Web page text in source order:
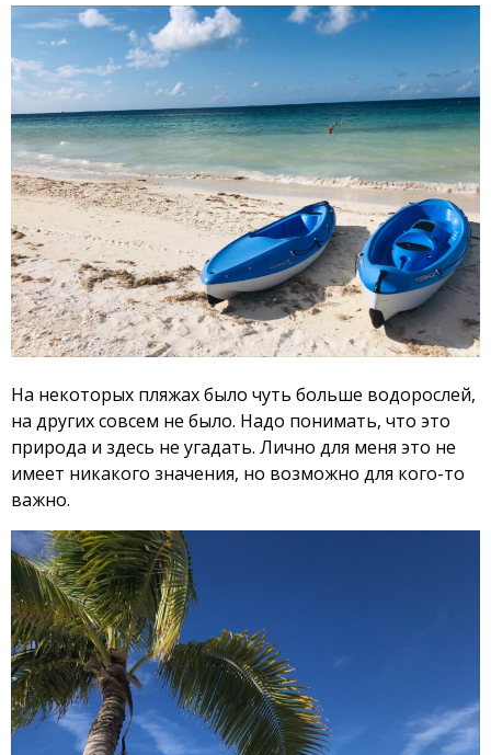
На некоторых пляжах было чуть больше водорослей,
на других совсем не было. Надо понимать, что это
природа и здесь не угадать. Лично для меня это не
имеет никакого значения, но возможно для кого-то
важно.